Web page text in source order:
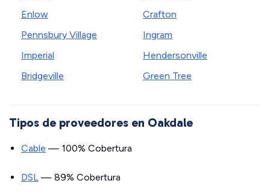
Enlow
Pennsbury Village
Imperial
Bridgeville
Crafton
Ingram
Hendersonville
Green Tree
Tipos de proveedores en Oakdale
Cable — 100% Cobertura
DSL — 89% Cobertura